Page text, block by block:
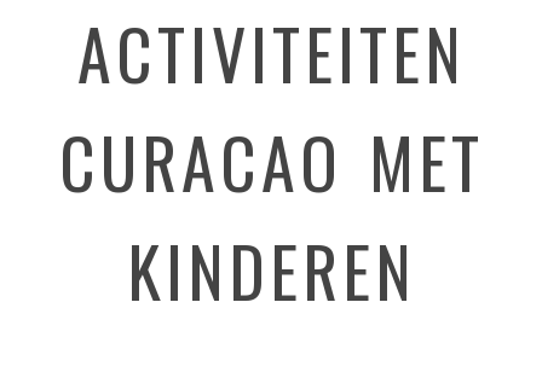
ACTIVITEITEN
CURACAO MET
KINDEREN